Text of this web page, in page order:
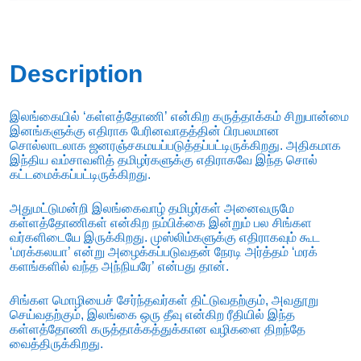
Description
இலங்கையில் ‘கள்ளத்தோணி’ என்கிற கருத்தாக்கம் சிறுபான்மை
இனங்களுக்கு எதிராக பேரினவாதத்தின் பிரபலமான
சொல்லாடலாக ஜனரஞ்சகமயப்படுத்தப்பட்டிருக்கிறது. அதிகமாக
இந்திய வம்சாவளித் தமிழர்களுக்கு எதிராகவே இந்த சொல்
கட்டமைக்கப்பட்டிருக்கிறது.
அதுமட்டுமன்றி இலங்கைவாழ் தமிழர்கள் அனைவருமே
கள்ளத்தோணிகள் என்கிற நம்பிக்கை இன்றும் பல சிங்கள
வர்களிடையே இருக்கிறது. முஸ்லிம்களுக்கு எதிராகவும் கூட
‘மரக்கலயா’ என்று அழைக்கப்படுவதன் நேரடி அர்த்தம் ‘மரக்
களங்களில் வந்த அந்நியரே’ என்பது தான்.
சிங்கள மொழியைச் சேர்ந்தவர்கள் திட்டுவதற்கும், அவதூறு
செய்வதற்கும், இலங்கை ஒரு தீவு என்கிற ரீதியில் இந்த
கள்ளத்தோணி கருத்தாக்கத்துக்கான வழிகளை திறந்தே
வைத்திருக்கிறது.